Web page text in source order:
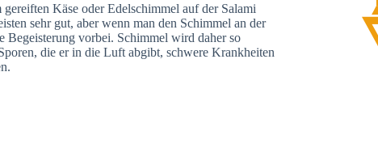
gereiften Käse oder Edelschimmel auf der Salami
sehr gut, aber wenn man den Schimmel an der
Begeisterung vorbei. Schimmel wird daher so
die er in die Luft abgibt, schwere Krankheiten